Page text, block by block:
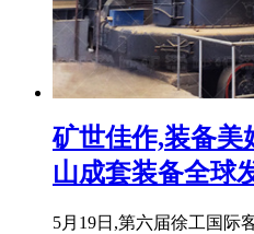
矿世佳作,装备美
山成套装备全球
5月19日,第六届徐工国